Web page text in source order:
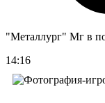
"Металлург" Мг в
14:16